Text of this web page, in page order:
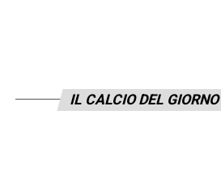
IL CALCIO DEL GIORNO